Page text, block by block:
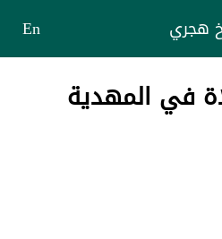
هجري En
في المهدية